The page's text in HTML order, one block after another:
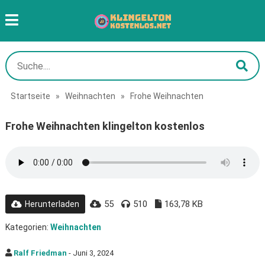
Startseite » Weihnachten » Frohe Weihnachten
Frohe Weihnachten klingelton kostenlos
Herunterladen 55 510 163,78 KB
Kategorien: Weihnachten
Ralf Friedman - Juni 3, 2024